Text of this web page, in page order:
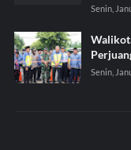
Senin,
Senin,